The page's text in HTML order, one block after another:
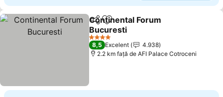
DistribuițiAdăugaţi la favorite
Continental Forum
Bucuresti
4 Stele
8,5 Excelent
4.938
2.2 km faţă de AFI Palace Cotroceni